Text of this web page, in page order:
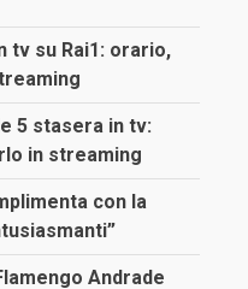
tv su Rai1: orario,
5 stasera in tv:
in streaming
con la
Andrade